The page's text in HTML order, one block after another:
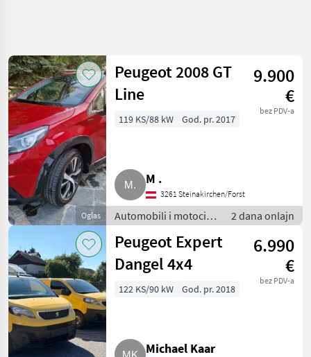
Kategorija 1 Država Filteri
TRENUTNA
PUTANJA
Peugeot
IZABERITE
KATEGORIJU
Auto, kamion, moped
42
MARKETPLACE
Marketplace
Ponude
trgovaca
Oglasi
Resetuj
Prikaži
42
rezultata
Oglas
Peugeot 2008 GT
Line
9.900
€
bez PDV-a
119 KS/88 kW God. pr. 2017
M .
3261 Steinakirchen/Forst
Automobili i motocikli
/ Limuzine
2 dana onlajn
Peugeot Expert
Dangel 4x4
6.990
€
bez PDV-a
122 KS/90 kW God. pr. 2018
Michael Kaar